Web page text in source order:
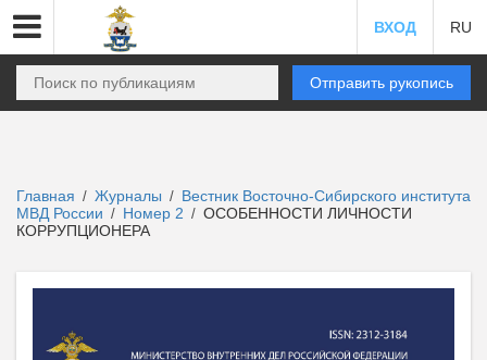
ВХОД RU
Отправить рукопись
Главная / Журналы / Вестник Восточно-Сибирского института
МВД России / Номер 2 / ОСОБЕННОСТИ ЛИЧНОСТИ
КОРРУПЦИОНЕРА